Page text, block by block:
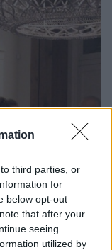
third parties, or
for
below opt-out
that after your
seeing
utilized by